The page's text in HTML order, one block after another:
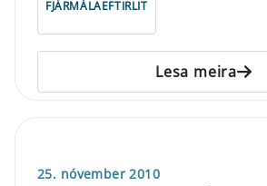
FJÁRMÁLAEFTIRLIT
Lesa meira
25. nóvember 2010